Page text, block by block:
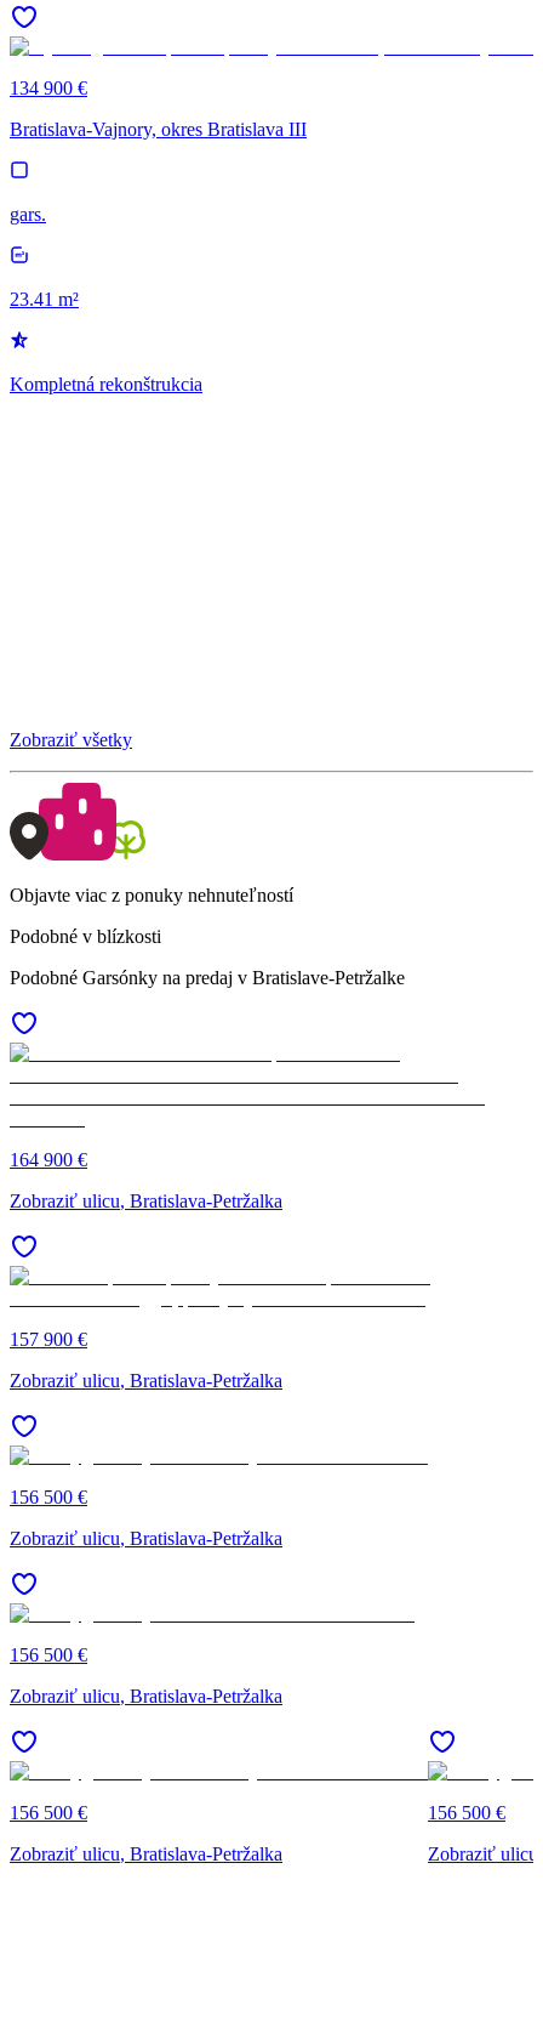
134 900 €
Bratislava-Vajnory, okres Bratislava III
gars.
23.41 m²
Kompletná rekonštrukcia
Zobraziť všetky
Objavte viac z ponuky nehnuteľností
Podobné v blízkosti
Podobné Garsónky na predaj v Bratislave-Petržalke
164 900 €
Zobraziť ulicu, Bratislava-Petržalka
157 900 €
Zobraziť ulicu, Bratislava-Petržalka
156 500 €
Zobraziť ulicu, Bratislava-Petržalka
156 500 €
Zobraziť ulicu, Bratislava-Petržalka
156 500 €
Zobraziť ulicu, Bratislava-Petržalka
156 500 €
Zobraziť ulicu